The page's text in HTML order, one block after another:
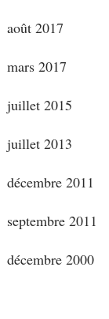
août 2017
mars 2017
juillet 2015
juillet 2013
décembre 2011
septembre 2011
décembre 2000